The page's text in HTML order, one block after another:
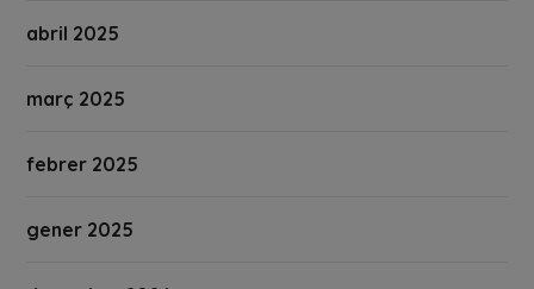
abril 2025
març 2025
febrer 2025
gener 2025